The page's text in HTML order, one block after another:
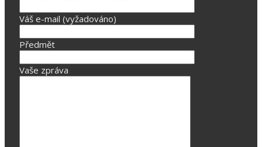
Váš e-mail (vyžadováno)
Předmět
Vaše zpráva